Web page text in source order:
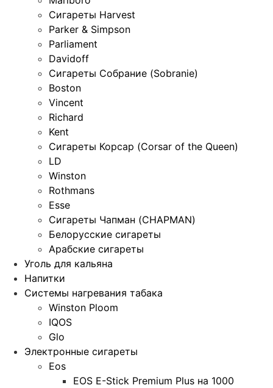
Сигареты Harvest
Parker & Simpson
Parliament
Davidoff
Сигареты Собрание (Sobranie)
Boston
Vincent
Richard
Kent
Сигареты Корсар (Corsar of the Queen)
LD
Winston
Rothmans
Esse
Сигареты Чапман (CHAPMAN)
Белорусские сигареты
Арабские сигареты
Уголь для кальяна
Напитки
Системы нагревания табака
Winston Ploom
IQOS
Glo
Электронные сигареты
Eos
EOS E-Stick Premium Plus на 1000